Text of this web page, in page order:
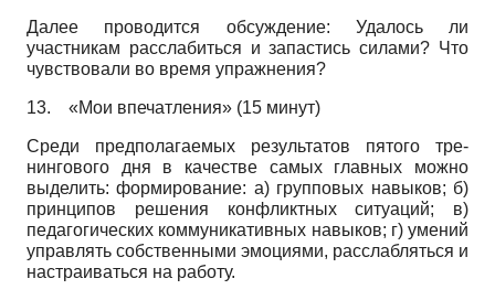
Далее проводится обсуждение: Удалось ли
участникам расслабиться и запастись силами? Что
чувствовали во время упражнения?
13. «Мои впечатления» (15 минут)
Среди предполагаемых результатов пятого тре­
нингового дня в качестве самых главных можно
выделить: формирование: а) групповых навыков; б)
принципов решения конфликтных ситуаций; в)
педагогических коммуникативных навыков; г) умений
управлять собственными эмоциями, расслабляться и
настраиваться на работу.